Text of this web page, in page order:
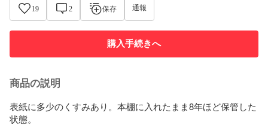
19 2 保存 通報
購入手続きへ
商品の説明
表紙に多少のくすみあり。本棚に入れたまま8年ほど保管した
状態。